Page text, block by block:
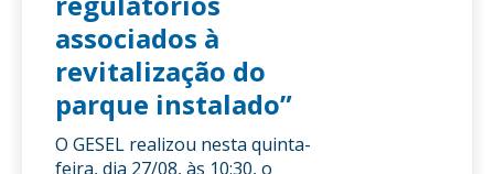
associados à
revitalização do
parque instalado”
O GESEL realizou nesta quinta-
feira, dia 27/08, às 10:30, o